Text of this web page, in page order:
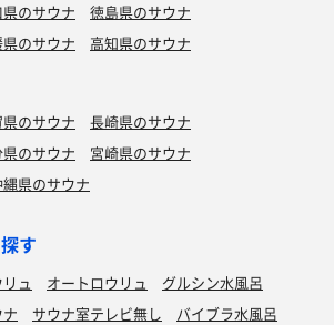
のサウナ
徳島県のサウナ
のサウナ 高知県のサウナ
のサウナ
長崎県のサウナ
のサウナ
宮崎県のサウナ
県のサウナ
す
ュ オートロウリュ
グルシン水風呂
サウナ室テレビ無し
バイブラ水風呂